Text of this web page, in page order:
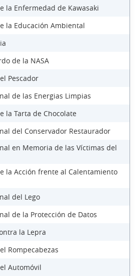
la Enfermedad de Kawasaki
la Educación Ambiental
de la NASA
Pescador
de las Energias Limpias
la Tarta de Chocolate
del Conservador Restaurador
en Memoria de las Víctimas del
la Acción frente al Calentamiento
del Lego
de la Protección de Datos
la Lepra
Rompecabezas
Automóvil